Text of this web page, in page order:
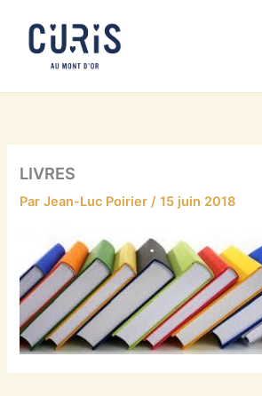
contenu
LIVRES
ParJean-Luc Poirier/15 juin 2018